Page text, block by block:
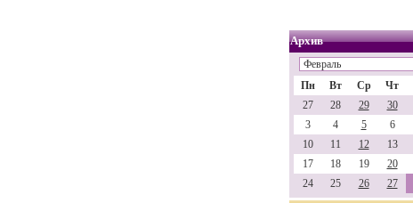
Архив
Пн Вт Ср Чт
27
28 29 30
3
4 5 6
10
11 12 13
17
18 19 20
24
25 26 27